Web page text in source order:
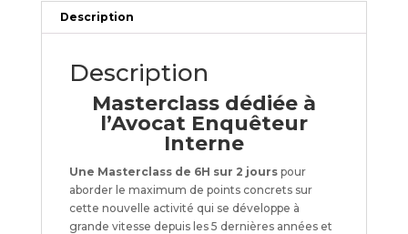
Enquêteur
Interne"
Description
Description
Masterclass dédiée à
l’Avocat Enquêteur
Interne
Une Masterclass de 6H sur 2 jours pour
aborder le maximum de points concrets sur
cette nouvelle activité qui se développe à
grande vitesse depuis les 5 dernières années et